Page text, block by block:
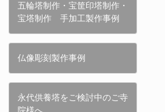
五輪塔制作・宝筐印塔制作・
宝塔制作 手加工製作事例
仏像彫刻製作事例
永代供養塔をご検討中のご寺